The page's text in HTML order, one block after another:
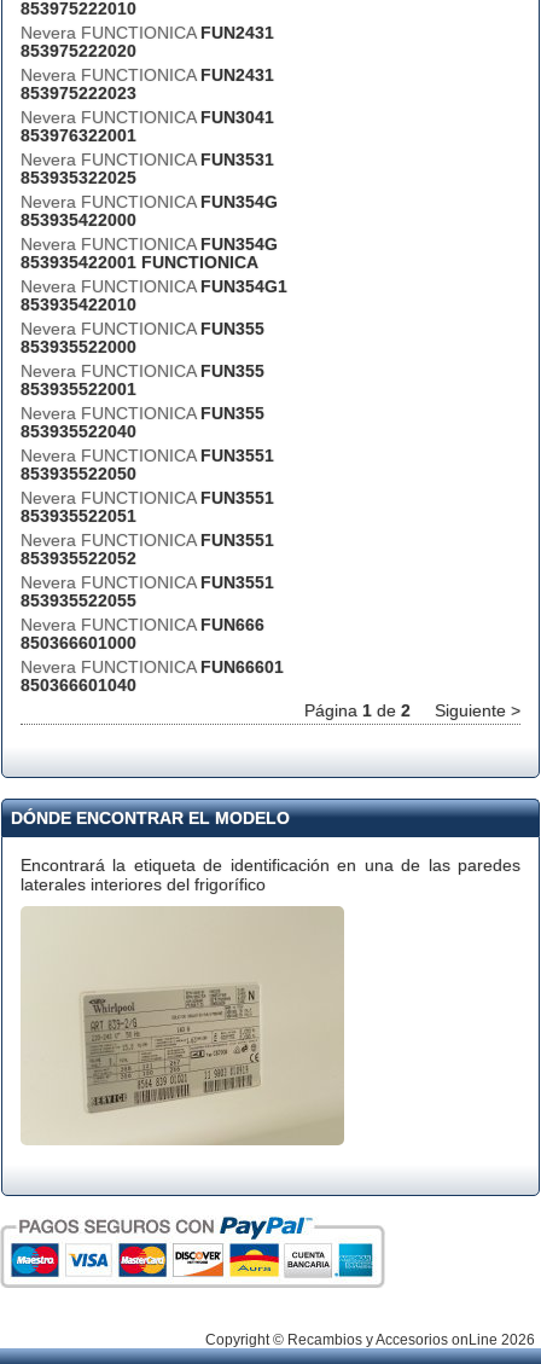
853975222010
Nevera FUNCTIONICA FUN2431
853975222020
Nevera FUNCTIONICA FUN2431
853975222023
Nevera FUNCTIONICA FUN3041
853976322001
Nevera FUNCTIONICA FUN3531
853935322025
Nevera FUNCTIONICA FUN354G
853935422000
Nevera FUNCTIONICA FUN354G
853935422001 FUNCTIONICA
Nevera FUNCTIONICA FUN354G1
853935422010
Nevera FUNCTIONICA FUN355
853935522000
Nevera FUNCTIONICA FUN355
853935522001
Nevera FUNCTIONICA FUN355
853935522040
Nevera FUNCTIONICA FUN3551
853935522050
Nevera FUNCTIONICA FUN3551
853935522051
Nevera FUNCTIONICA FUN3551
853935522052
Nevera FUNCTIONICA FUN3551
853935522055
Nevera FUNCTIONICA FUN666
850366601000
Nevera FUNCTIONICA FUN66601
850366601040
Página 1 de 2 Siguiente >
DÓNDE ENCONTRAR EL MODELO
Encontrará la etiqueta de identificación en una de las paredes
laterales interiores del frigorífico
Copyright © Recambios y Accesorios onLine 2026